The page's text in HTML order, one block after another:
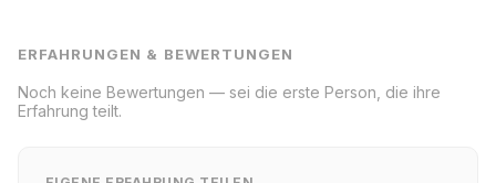
ERFAHRUNGEN & BEWERTUNGEN
Noch keine Bewertungen — sei die erste Person, die ihre
Erfahrung teilt.